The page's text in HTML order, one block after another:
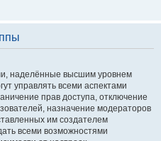
наделённые высшим уровнем
управлять всеми аспектами
прав доступа, отключение
назначение модераторов
им создателем
всеми возможностями